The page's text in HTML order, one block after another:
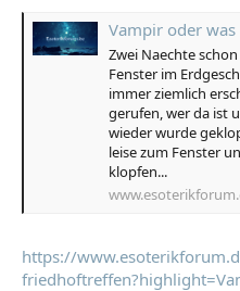
Vampir oder was
Zwei Naechte
Fenster im
immer ziemlich
gerufen, wer da ist
wieder wurde
leise zum Fenster
klopfen...
https://